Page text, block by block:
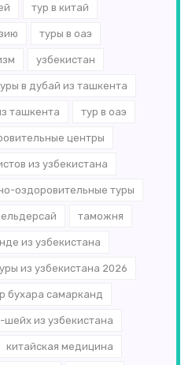
тур в китай
туры в оаэ
узбекистан
в дубай из ташкента
ташкента тур в оаэ
центры
из узбекистана
оздоровительные туры
таможня
из узбекистана
из узбекистана 2026
бухара самарканд
из узбекистана
китайская медицина